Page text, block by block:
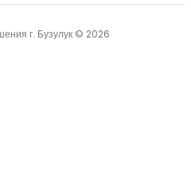
г. Бузулук © 2026